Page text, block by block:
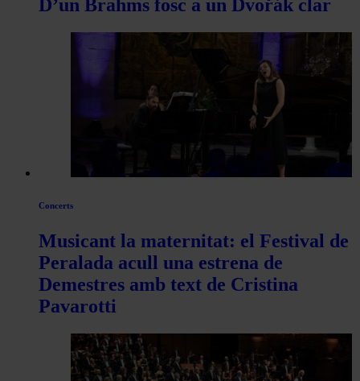
D’un Brahms fosc a un Dvořák clar
Concerts
Musicant la maternitat: el Festival de
Peralada acull una estrena de
Demestres amb text de Cristina
Pavarotti